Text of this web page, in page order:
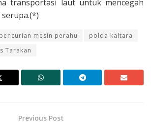
transportasi laut untuk mencegah
pencurian mesin perahu
polda kaltara
Tarakan
Previous Post